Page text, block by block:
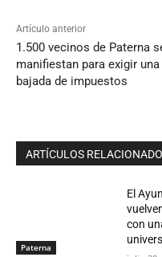
Artículo anterior
1.500 vecinos de Paterna
manifiestan para exigir una
bajada de impuestos
ARTÍCULOS
Paterna
El
con